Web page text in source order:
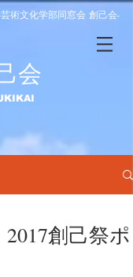
術文化学部同窓会 創己会-
会
2017創己祭ポ